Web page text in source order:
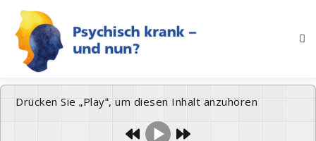
Drücken Sie „Play“, um diesen Inhalt anzuhören